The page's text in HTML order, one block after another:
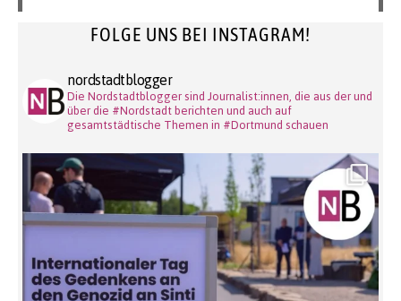
FOLGE UNS BEI INSTAGRAM!
nordstadtblogger
Die Nordstadtblogger sind Journalist:innen, die aus der und
über die #Nordstadt berichten und auch auf
gesamtstädtische Themen in #Dortmund schauen